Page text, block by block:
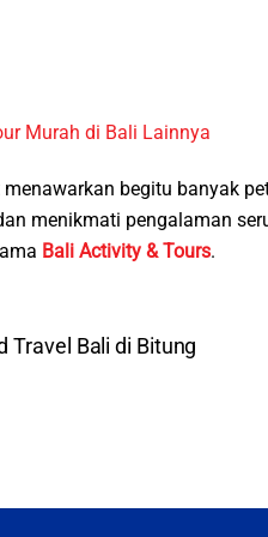
Murah di Bali Lainnya
begitu banyak
menikmati pengalaman
Bali Activity & Tours.
Travel Bali di Bitung